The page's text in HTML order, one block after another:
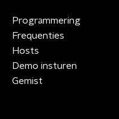
Programmering
Frequenties
Hosts
Demo insturen
Gemist